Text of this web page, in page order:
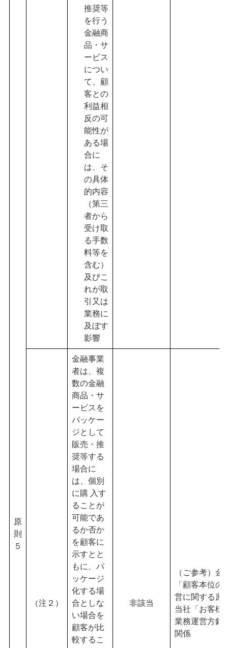
原
則
５
推奨等
を行う
金融商
品・サ
ービス
につい
て、顧
客との
利益相
反の可
能性が
ある場
合に
は、そ
の具体
的内容
（第三
者から
受け取
る手数
料等を
含む）
及びこ
れが取
引又は
業務に
及ぼす
影響
（注２）
金融事業
者は、複
数の金融
商品・サ
ービスを
パッケー
ジとして
販売・推
奨等する
場合に
は、個別
に購 入す
ることが
可能であ
るか否か
を顧客に
示すとと
もに、パ
ッケージ
化する場
合としな
い場合を
顧客が比
較するこ
非該当
（ご参考）金
「顧客本位の
営に関する原
当社「お客様
業務運営方針
関係